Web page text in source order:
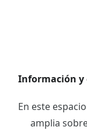
Información y
En este
amplia